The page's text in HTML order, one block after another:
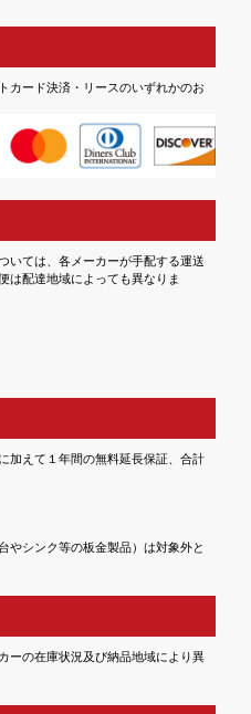
カード決済・リースのいずれかのお
いては、各メーカーが手配する運送
は配達地域によっても異なりま
加えて１年間の無料延長保証、合計
やシンク等の板金製品）は対象外と
ーの在庫状況及び納品地域により異